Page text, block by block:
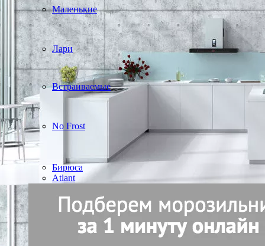
Маленькие
Лари
Встраиваемые
No Frost
Бирюса
Atlant